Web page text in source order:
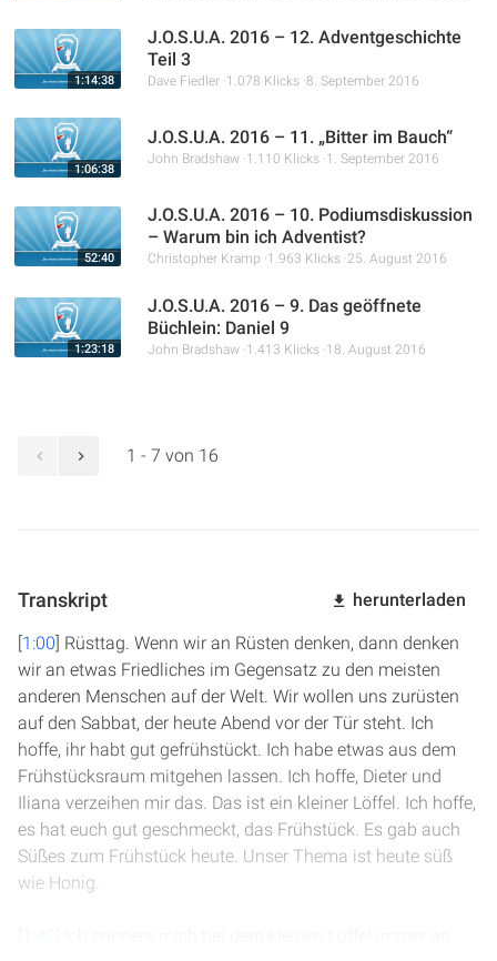
1:14:38
J.O.S.U.A. 2016 – 12. Adventgeschichte
Teil 3
Dave Fiedler 1.078 Klicks 8. September 2016
1:06:38
J.O.S.U.A. 2016 – 11. „Bitter im Bauch“
John Bradshaw 1.110 Klicks 1. September 2016
52:40
J.O.S.U.A. 2016 – 10. Podiumsdiskussion
– Warum bin ich Adventist?
Christopher Kramp 1.963 Klicks 25. August 2016
1:23:18
J.O.S.U.A. 2016 – 9. Das geöffnete
Büchlein: Daniel 9
John Bradshaw 1.413 Klicks 18. August 2016
1 - 7 von 16
Transkript herunterladen
[1:00] Rüsttag. Wenn wir an Rüsten denken, dann denken
wir an etwas Friedliches im Gegensatz zu den meisten
anderen Menschen auf der Welt. Wir wollen uns zurüsten
auf den Sabbat, der heute Abend vor der Tür steht. Ich
hoffe, ihr habt gut gefrühstückt. Ich habe etwas aus dem
Frühstücksraum mitgehen lassen. Ich hoffe, Dieter und
Iliana verzeihen mir das. Das ist ein kleiner Löffel. Ich hoffe,
es hat euch gut geschmeckt, das Frühstück. Es gab auch
Süßes zum Frühstück heute. Unser Thema ist heute süß
wie Honig.